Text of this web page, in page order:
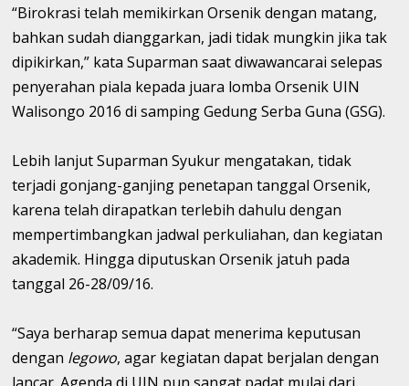
“Birokrasi telah memikirkan Orsenik dengan matang,
bahkan sudah dianggarkan, jadi tidak mungkin jika tak
dipikirkan,” kata Suparman saat diwawancarai selepas
penyerahan piala kepada juara lomba Orsenik UIN
Walisongo 2016 di samping Gedung Serba Guna (GSG).
Lebih lanjut Suparman Syukur mengatakan, tidak
terjadi gonjang-ganjing penetapan tanggal Orsenik,
karena telah dirapatkan terlebih dahulu dengan
mempertimbangkan jadwal perkuliahan, dan kegiatan
akademik. Hingga diputuskan Orsenik jatuh pada
tanggal 26-28/09/16.
“Saya berharap semua dapat menerima keputusan
dengan legowo, agar kegiatan dapat berjalan dengan